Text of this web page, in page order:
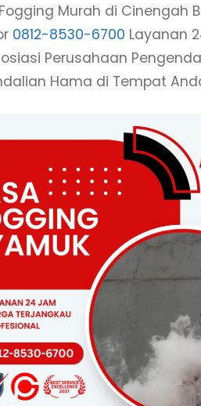
Murah di Cinengah
0812-8530-6700 Layanan
Perusahaan
Hama di Tempat